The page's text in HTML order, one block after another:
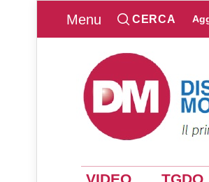
Menu CERCA